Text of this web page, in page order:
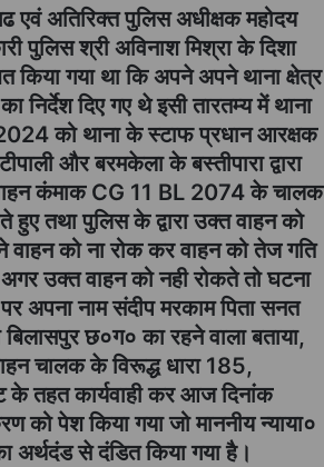
एवं अतिरिक्त पुलिस अधीक्षक महोदय
पुलिस श्री अविनाश मिश्रा के दिशा
किया गया था कि अपने अपने थाना क्षेत्र
निर्देश दिए गए थे इसी तारतम्य में थाना
को थाना के स्टाफ प्रधान आरक्षक
और बरमकेला के बस्तीपारा द्वारा
कंमाक CG 11 BL 2074 के चालक
तथा पुलिस के द्वारा उक्त वाहन को
वाहन को ना रोक कर वाहन को तेज गति
उक्त वाहन को नही रोकते तो घटना
अपना नाम संदीप मरकाम पिता सनत
छ०ग० का रहने वाला बताया,
चालक के विरूद्ध धारा 185,
कार्यवाही कर आज दिनांक
को पेश किया गया जो माननीय न्याया०
अर्थदंड से दंडित किया गया है।